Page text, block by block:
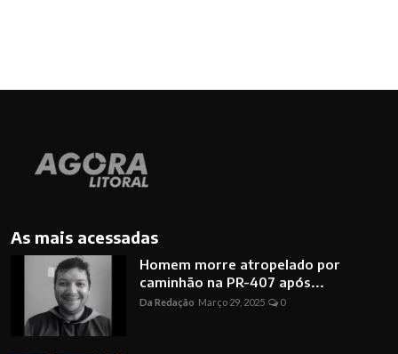
As mais acessadas
Homem morre atropelado por
caminhão na PR-407 após...
Da Redação Março 29, 2025 0